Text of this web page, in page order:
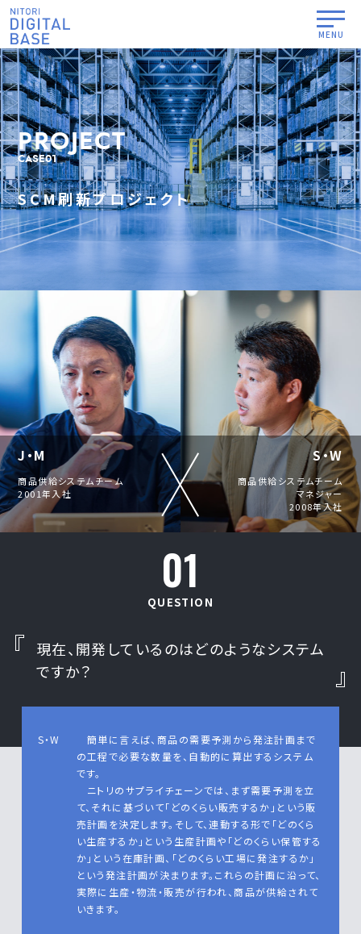
PROJECT
CASE01
SCM刷新プロジェクト
J・M
商品供給システムチーム
2001年入社
S・W
商品供給システムチーム
マネジャー
2008年入社
01
QUESTION
現在、開発しているのはどのようなシステム
ですか？
S・W
簡単に言えば、商品の需要予測から発注計画まで
の工程で必要な数量を、自動的に算出するシステム
です。
ニトリのサプライチェーンでは、まず需要予測を立
て、それに基づいて「どのくらい販売するか」という販
売計画を決定します。そして、連動する形で「どのくら
い生産するか」という生産計画や「どのくらい保管する
か」という在庫計画、「どのくらい工場に発注するか」
という発注計画が決まります。これらの計画に沿って、
実際に生産・物流・販売が行われ、商品が供給されて
いきます。